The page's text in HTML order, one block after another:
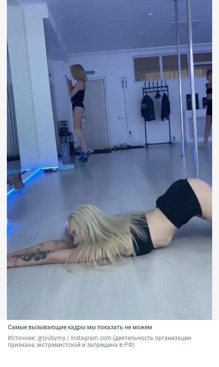
Самые вызывающие кадры мы показать не можем
Источник: @lyubymy / Instagram.com (деятельность организации
признана экстремистской и запрещена в РФ)